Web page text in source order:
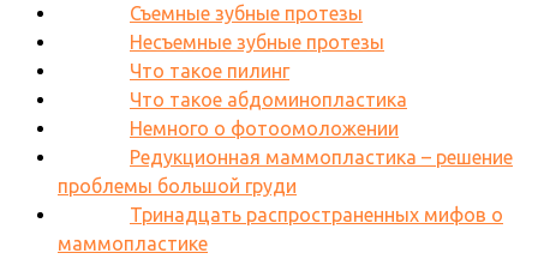
Съемные зубные протезы
Несъемные зубные протезы
Что такое пилинг
Что такое абдоминопластика
Немного о фотоомоложении
Редукционная маммопластика – решение
проблемы большой груди
Тринадцать распространенных мифов о
маммопластике